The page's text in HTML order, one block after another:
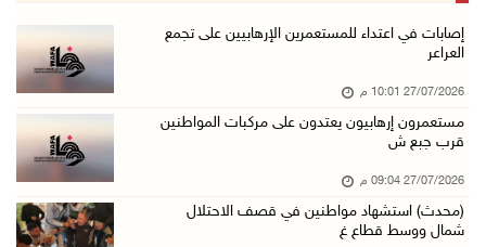
إصابات في اعتداء للمستعمرين الإرهابيين على تجمع
العراعر
27/07/2026 10:01 م
مستعمرون إرهابيون يعتدون على مركبات المواطنين
قرب جبع ش
27/07/2026 09:04 م
(محدث) استشهاد مواطنين في قصف الاحتلال
شمال ووسط قطاع غ